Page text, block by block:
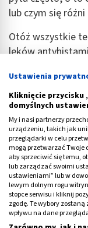
lub czym się
Otóż wszystkie
leków
ogóle istnieje
drugiej generacji.
Wszystko z
oddzielających
zaliczają do III
rupatadynę, czy
charakteryzować
profilem
Ustawienia
Kliknięcie przycisku
domyślnych
My i nasi partnerzy
urządzeniu, takich jak
przeglądarki w celu
mogą przetwarzać Twoje
aby sprzeciwić się temu,
lub zarządzać swoimi
ustawieniami” lub w
lewym dolnym rogu
stopce serwisu i kliknij
zgodę. Te wybory
wpływu na dane